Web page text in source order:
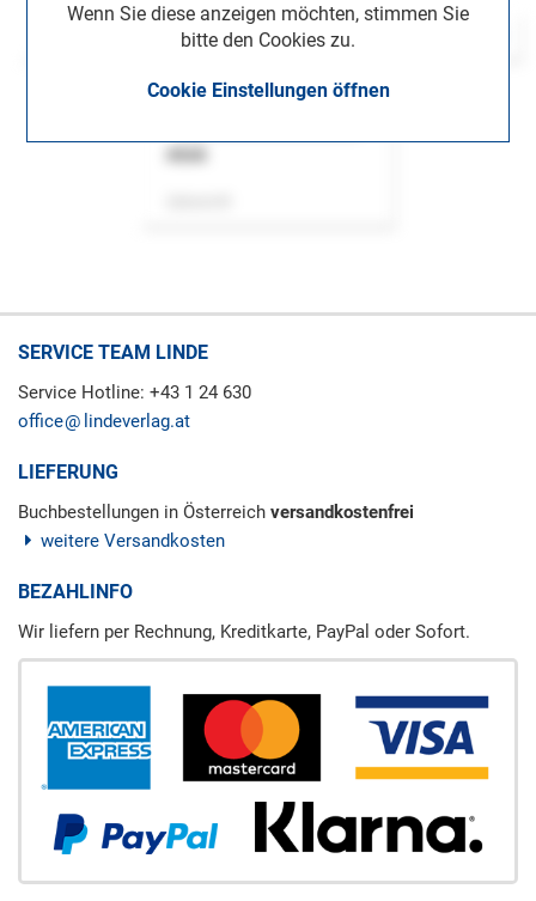
Wenn Sie diese anzeigen möchten, stimmen Sie
bitte den Cookies zu.
Cookie Einstellungen öffnen
SERVICE TEAM LINDE
Service Hotline: +43 1 24 630
office
lindeverlag.at
LIEFERUNG
Buchbestellungen in Österreich versandkostenfrei
weitere Versandkosten
BEZAHLINFO
Wir liefern per Rechnung, Kreditkarte, PayPal oder Sofort.